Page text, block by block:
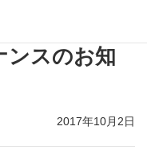
ンスのお知
2017年10月2日